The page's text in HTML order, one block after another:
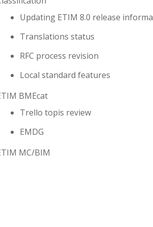
Updating ETIM 8.0 release
Translations status
RFC process revision
Local standard features
BMEcat
Trello topis review
EMDG
MC/BIM